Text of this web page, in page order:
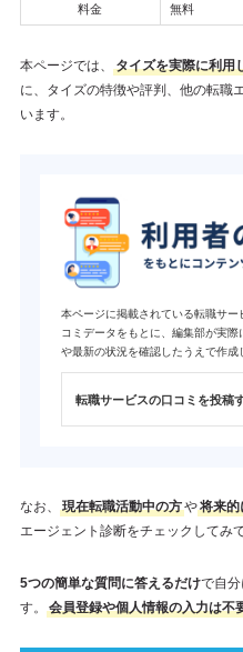
料金 無料
本ページでは、 タイズを実際に利用
に、タイズの特徴や評判、他の転職
います。
本ページに掲載されている転職サ
コミデータをもとに、編集部が実
や最新の状況を確認したうえで作成
転職サービスの口コミを投稿
なお、 現在転職活動中の方や将来的
エージェント診断をチェックしてみ
5つの簡単な質問に答えるだけで自
す。
会員登録や個人情報の入力は不